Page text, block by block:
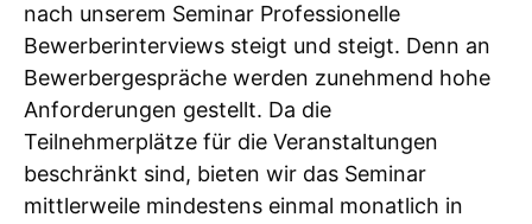
nach unserem Seminar Professionelle
Bewerberinterviews steigt und steigt. Denn an
Bewerbergespräche werden zunehmend hohe
Anforderungen gestellt. Da die
Teilnehmerplätze für die Veranstaltungen
beschränkt sind, bieten wir das Seminar
mittlerweile mindestens einmal monatlich in